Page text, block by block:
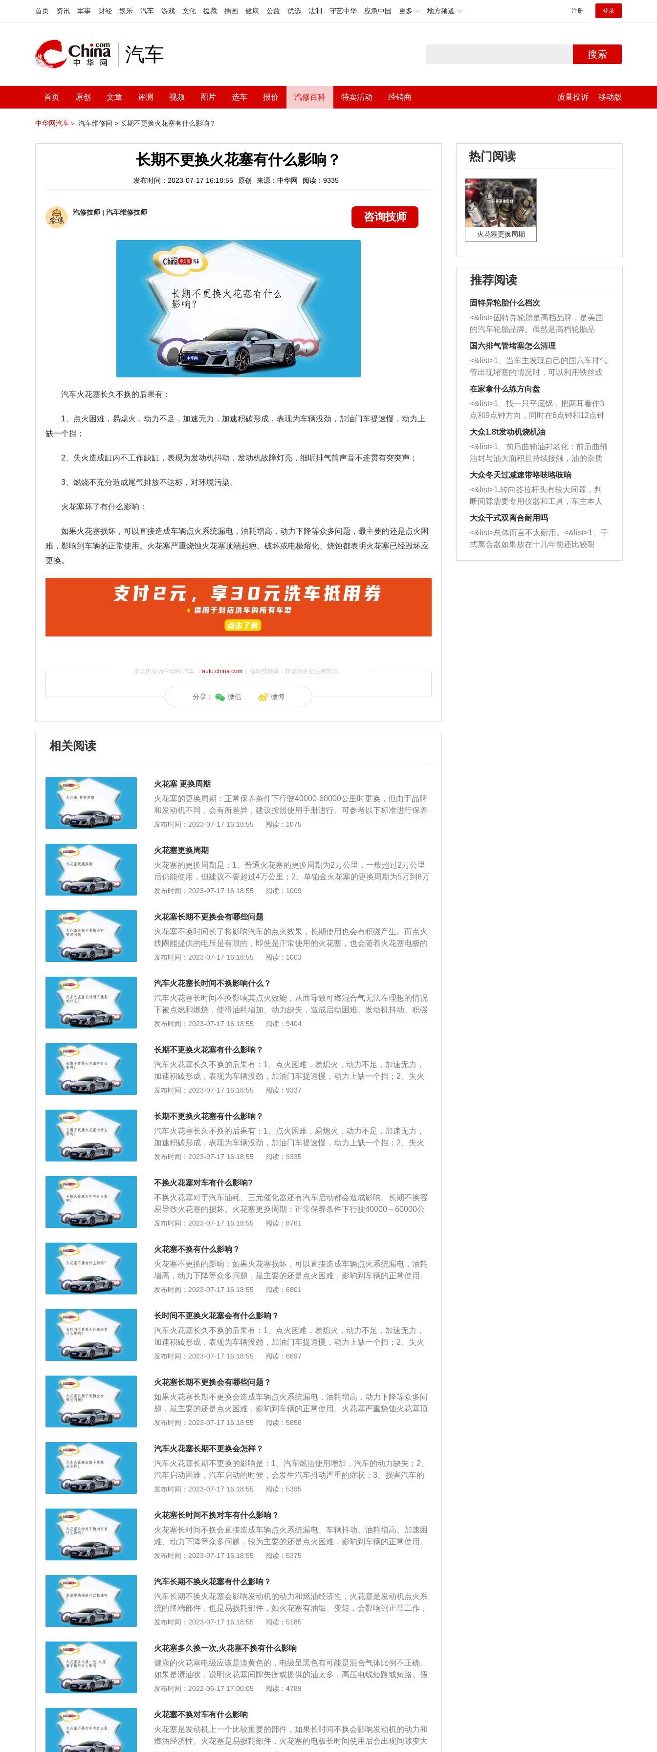
首页 资讯 军事 财经 娱乐 汽车 游戏 文化 援藏 插画 健康 公益 优选 法制 守艺中华 应急中国 更多 地方频道 注册 登录
汽车 搜索
首页 原创 文章 评测 视频 图片 选车 报价 汽修百科 特卖活动 经销商 质量投诉 移动版
中华网汽车＞ 汽车维修间 > 长期不更换火花塞有什么影响？
长期不更换火花塞有什么影响？
发布时间：2023-07-17 16:18:55 原创 来源：中华网 阅读：9335
汽修技师 | 汽车维修技师 咨询技师
汽车火花塞长久不换的后果有：
1、点火困难，易熄火，动力不足，加速无力，加速积碳形成，表现为车辆没劲，加油门车提速慢，动力上
缺一个挡；
2、失火造成缸内不工作缺缸，表现为发动机抖动，发动机故障灯亮，细听排气筒声音不连贯有突突声；
3、燃烧不充分造成尾气排放不达标，对环境污染。
火花塞坏了有什么影响：
如果火花塞损坏，可以直接造成车辆点火系统漏电，油耗增高，动力下降等众多问题，最主要的还是点火困
难，影响到车辆的正常使用。火花塞严重烧蚀火花塞顶端起疤、破坏或电极熔化、烧蚀都表明火花塞已经毁坏应
更换。
本文内容为中华网·汽车（ auto.china.com）编辑或翻译，转载请务必注明来源。
分享： 微信 微博
相关阅读
火花塞 更换周期
火花塞的更换周期：正常保养条件下行驶40000-60000公里时更换，但由于品牌
和发动机不同，会有所差异，建议按照使用手册进行。可参考以下标准进行保养
更换：铂金火花塞在4万公里更换，普通的镍合金火花塞2万公里更换，铱金火花
判断火花塞的使用状况。正常火花塞的绝缘体裙部及电极呈灰白色、灰黄色或浅
棕色。工作正常的火花塞其绝缘体裙部为赤褐色，电极间隙在0.8-0.9mm之间，
电极无烧损迹象。火花塞损坏解决办法：1、如果火花塞有油污或沉积物，火花
塞本身并没有损坏，清除油污和沉积物后可以继续使用。2、如果火花塞损坏严
重，顶端出现起疤、黑色纹路、破裂、电极熔化等现象，则应找出损坏的原因，
火花塞冷热型选错或混合气浓，机油上窜。
发布时间：2023-07-17 16:18:55 阅读：1075
火花塞更换周期
火花塞的更换周期是：1、普通火花塞的更换周期为2万公里，一般超过2万公里
后仍能使用，但建议不要超过4万公里；2、单铂金火花塞的更换周期为5万到8万
公里，单铂金火花塞性能下降表现为阳极正常，阴极烧蚀，点火间隙变化；3、
变化与稳定性下降；4、铱铂金火花塞的更换周期为8万到10万公里，性能下降时
通常表现为陶瓷绝缘部分老化，出现漏气现象而导致缸压下降；5、双铱金火花
塞的更换周期理论上超过10万公里，有点火迅速、动力强劲、寿命较长的特点。
发布时间：2023-07-17 16:18:55 阅读：1009
火花塞长期不更换会有哪些问题
火花塞不换时间长了将影响汽车的点火效果，长期使用也会有积碳产生。而点火
线圈能提供的电压是有限的，即使是正常使用的火花塞，也会随着火花塞电极的
损耗，对击穿火花塞间隙的电压需求不断增加。因此在急加速、高速或大负载，
致发动机缺火、燃烧不充分、积碳等问题。火花塞是要定期更换的，需要每3万
公里更换一次，火花塞位于发动机内部，负责发动机打火，一旦火花塞出问题
了，例如堵塞了或损坏了，就无法启动发动机，长期如此，发动机就会受损。例
如，开车时，如果发现加速无力，或者踩下油门后觉得发动机出现明显异常抖
动，那很可能就是火花塞性能下降的造成的。火花塞性能下降会导致点火不畅，
现松动或给油出不来力的情况。火花塞型号繁多，但都有自己的经济寿命、如果
超过经济寿命后仍然使用，将不利于发动机的动力性和经济性的发挥。
发布时间：2023-07-17 16:18:55 阅读：1003
汽车火花塞长时间不换影响什么？
汽车火花塞长时间不换影响其点火效能，从而导致可燃混合气无法在理想的情况
下被点燃和燃烧，使得油耗增加、动力缺失，造成启动困难、发动机抖动、积碳
增多等问题，再者会损坏三元催化、尾气排放不达标，长期下去就会使得发动机
金属头是否有烧蚀、变形等情况；2、检查陶瓷绝缘体是否有黄褐色斑块，这是
绝缘体漏电的表现；3、检查火花塞电极的积碳情况、电极的棱角和间隙如何。
发布时间：2023-07-17 16:18:55 阅读：9404
长期不更换火花塞有什么影响？
汽车火花塞长久不换的后果有：1、点火困难，易熄火，动力不足，加速无力，
加速积碳形成，表现为车辆没劲，加油门车提速慢，动力上缺一个挡；2、失火
造成缸内不工作缺缸，表现为发动机抖动，发动机故障灯亮，细听排气筒声音不
有什么影响： 如果火花塞损坏，可以直接造成车辆点火系统漏电，油耗增高，动
力下降等众多问题，最主要的还是点火困难，影响到车辆的正常使用。火花塞严
重烧蚀火花塞顶端起疤、破坏或电极熔化、烧蚀都表明火花塞已经毁坏应更换。
发布时间：2023-07-17 16:18:55 阅读：9337
长期不更换火花塞有什么影响？
汽车火花塞长久不换的后果有：1、点火困难，易熄火，动力不足，加速无力，
加速积碳形成，表现为车辆没劲，加油门车提速慢，动力上缺一个挡；2、失火
造成缸内不工作缺缸，表现为发动机抖动，发动机故障灯亮，细听排气筒声音不
有什么影响： 如果火花塞损坏，可以直接造成车辆点火系统漏电，油耗增高，动
力下降等众多问题，最主要的还是点火困难，影响到车辆的正常使用。火花塞严
重烧蚀火花塞顶端起疤、破坏或电极熔化、烧蚀都表明火花塞已经毁坏应更换。
发布时间：2023-07-17 16:18:55 阅读：9335
不换火花塞对车有什么影响?
不换火花塞对于汽车油耗、三元催化器还有汽车启动都会造成影响。长期不换容
易导致火花塞的损坏。火花塞更换周期：正常保养条件下行驶40000～60000公
里时更换，但由于品牌和发动机不同，会有所差异，建议按照使用手册进行。可
万公里更换，铱金火花塞6-8万公里更换。火花塞坏了有什么影响：如果火花塞损
坏，可以直接造成车辆点火系统漏电，油耗增高，动力下降等众多问题，最主要
的还是点火困难，影响到车辆的正常使用。火花塞严重烧蚀火花塞顶端起疤、破
坏或电极熔化、烧蚀都表明火花塞已经毁坏应更换。
发布时间：2023-07-17 16:18:55 阅读：8761
火花塞不换有什么影响？
火花塞不更换的影响：如果火花塞损坏，可以直接造成车辆点火系统漏电，油耗
增高，动力下降等众多问题，最主要的还是点火困难，影响到车辆的正常使用。
火花塞严重烧蚀火花塞顶端起疤、破坏或电极熔化、烧蚀都表明火花塞已经毁坏
察判断火花塞的使用状况。正常火花塞的绝缘体裙部及电极呈灰白色、灰黄色或
浅棕色。工作正常的火花塞其绝缘体裙部为赤褐色，电极间隙在0.8-0.9mm之
间，电极无烧损迹象。如果火花塞有油污或沉积物，火花塞本身并没有损坏，清
除油污和沉积物后可以继续使用。如果火花塞损坏严重，顶端出现起疤、黑色纹
路、破裂、电极熔化等现象，则应找出损坏的原因，排除故障后，更换新的火花
浓，机油上窜。
发布时间：2023-07-17 16:18:55 阅读：6801
长时间不更换火花塞会有什么影响？
汽车火花塞长久不换的后果有：1、点火困难，易熄火，动力不足，加速无力，
加速积碳形成，表现为车辆没劲，加油门车提速慢，动力上缺一个挡；2、失火
造成缸内不工作缺缸，表现为发动机抖动，发动机故障灯亮，细听排气筒声音不
有什么影响： 如果火花塞损坏，可以直接造成车辆点火系统漏电，油耗增高，动
力下降等众多问题，最主要的还是点火困难，影响到车辆的正常使用。火花塞严
重烧蚀火花塞顶端起疤、破坏或电极熔化、烧蚀都表明火花塞已经毁坏应更换。
发布时间：2023-07-17 16:18:55 阅读：6697
火花塞长期不更换会有哪些问题？
如果火花塞长期不更换会造成车辆点火系统漏电，油耗增高，动力下降等众多问
题，最主要的还是点火困难，影响到车辆的正常使用。火花塞严重烧蚀火花塞顶
端起疤、破坏或电极熔化、烧蚀都表明火花塞已经毁坏应更换。判断火花塞是否
况。正常火花塞的绝缘体裙部及电极呈灰白色、灰黄色或浅棕色。工作正常的火
花塞其绝缘体裙部为赤褐色，电极间隙在0.8-0.9mm之间，电极无烧损迹象。如
果火花塞有油污或沉积物，火花塞本身并没有损坏，清除油污和沉积物后可以继
续使用。如果火花塞损坏严重，顶端出现起疤、黑色纹路、破裂、电极熔化等现
象，则应找出损坏的原因，排除故障后，更换新的火花塞，此外，如果火花塞呈
发布时间：2023-07-17 16:18:55 阅读：5858
汽车火花塞长期不更换会怎样？
汽车火花塞长期不更换的影响是：1、汽车燃油使用增加，汽车的动力缺失；2、
汽车启动困难，汽车启动的时候，会发生汽车抖动严重的症状；3、损害汽车的
三元催化器，造成汽车尾气排放超标。火花塞是由接线螺母、绝缘体、接线螺
打开引擎盖，拔掉高压包插头，拆掉固定螺栓，取下高压包；2、逆时针转动拆
松火花塞螺母，将火花塞吸出；3、用磁棒吸住新火花塞并塞到孔里面，将高压
包安装好即可。
发布时间：2023-07-17 16:18:55 阅读：5395
火花塞长时间不换对车有什么影响？
火花塞长时间不换会直接造成车辆点火系统漏电、车辆抖动、油耗增高、加速困
难、动力下降等众多问题，较为主要的还是点火困难，影响到车辆的正常使用。
通常火花塞的使用寿命为一万五千公里，长效火花塞使用寿命为三万公里。火花
耗电量，尤其是中心电极达到更高的温度时被酸化消耗掉。电极消耗量是根据电
极材质的融点、强度、硬度而变化的。为了减少该消耗量在电极中使用镍合金或
白金、铱等材质，即使是很细小的电极也可以延长寿命。及时更换火花塞能使汽
油充分燃烧，从而达到完美的动力而且降低油耗。
发布时间：2023-07-17 16:18:55 阅读：5375
汽车长期不换火花塞有什么影响？
汽车长期不换火花塞会影响发动机的动力和燃油经济性，火花塞是发动机点火系
统的终端部件，也是易损耗部件，如火花塞有油垢、变短，会影响到正常工作，
导致汽车启动无力、缸油燃烧不完全、油耗增加、加速不良。火花塞的电极长时
火花塞的电板经由反复持续的发电点火，点燃气缸内的混合气，点火系统其他部
分产生正时的高压电脉冲，形成火花并产生爆炸提供引擎动力输出所需的能源。
发布时间：2023-07-17 16:18:55 阅读：5185
火花塞多久换一次,火花塞不换有什么影响
健康的火花塞电级应该是淡黄色的，电级呈黑色有可能是混合气体比例不正确。
如果是渍油状，说明火花塞间隙失衡或提供的油太多，高压电线短路或短路。假
如在顶部处与电级间有堆积物，堆积物是油溶性物时，证实气缸窜汽车机油，与
电阻火花塞的使用寿命为2万多公里，铂金火花塞的使用寿命为4万多公里，而铱
金火花塞的使用寿命则能超过6至8万多公里。不同车型汽车厂商所明文规定的养
护时间不完全一致，因此实际的替换时间也要以汽车厂商的明文规定标准。假如
发现车辆油耗增加，可以考虑是否更换火花塞。通常情况下，汽修厂会提议在两
发布时间：2022-06-17 17:00:05 阅读：4789
火花塞不换对车有什么影响
火花塞是发动机上一个比较重要的部件，如果长时间不换会影响发动机的动力和
燃油经济性。火花塞是易损耗部件，火花塞的电极长时间使用后会出现间隙变大
热门阅读
火花塞更换周期
推荐阅读
固特异轮胎什么档次
<&list>固特异轮胎是高档品牌，是美国
的汽车轮胎品牌。虽然是高档轮胎品
牌，但是中高低端的轮胎都有生产，这
也是为了更好的开拓市场。
国六排气管堵塞怎么清理
<&list>1、当车主发现自己的国六车排气
管出现堵塞的情况时，可以利用铁丝或
者是细棍，直接将杂物给取出来，如果
堵塞情况比较严重，也可以采取应急措
施。 <&list>2、直接利用木棍将所有的
杂物推到排气管里面的位置处，然后将
三元催化器拆解开，就可以将堵塞的东
西取出来。但如果是因为积碳过多引起
的堵塞，就需要将三元催化器泡在草酸
洗剂对堵塞的情况得到解决，将清洗剂
放在燃油箱中，与燃油混合后，车辆启
动时，就可以和汽油一起进入到燃烧
室，最后形成废气排出，就可以让三元
催化器得到清洗，排气管堵塞的情况就
能够得到解决。
在家拿什么练方向盘
<&list>1、找一只平底锅，把两耳看作3
点和9点钟方向，同时在6点钟和12点钟
方向做一个标记。 <&list>2、双手握住
一圈半的练习，往右同样也要打相同的
圈数。 <&list>3、最后强调要反复练
习，这样就可以形成肌肉记忆，在真实
驾驶车辆时，不需要记忆也能打好方
向。
大众1.8t发动机烧机油
<&list>1、前后曲轴油封老化：前后曲轴
油封与油大面积且持续接触，油的杂质
和发动机内持续温度变化使其密封效果
逐渐减弱，导致渗油或漏油。<&list>2、
活塞间隙过大：积碳会使活塞环与缸体
的间隙扩大，导致机油流入燃烧室中，
造成烧机油。<&list>3、机油粘度。使用
机油粘度过小的话，同样会有烧机油现
象，机油粘度过小具有很好的流动性，
大众冬天过减速带咯吱咯吱响
<&list>1.转向器拉杆头有较大间隙，判
断间隙需要专用仪器和工具，车主本人
无法制作，需要将车辆送到修理厂或4s
店；<&list>2.车辆半轴套管防尘罩破
裂，破裂后会出现漏油现象，使半轴磨
损严重，磨损的半轴容易损坏，产生异
响；<&list>3.稳定器的转向胶套和球头
大众干式双离合耐用吗
<&list>总体而言不太耐用。<&list>1、干
式离合器如果放在十几年前还比较耐